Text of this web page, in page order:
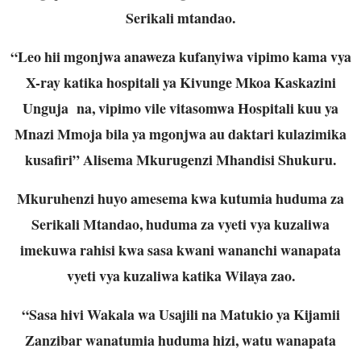
Serikali mtandao.
“Leo hii mgonjwa anaweza kufanyiwa vipimo kama vya
X-ray katika hospitali ya Kivunge Mkoa Kaskazini
Unguja na, vipimo vile vitasomwa Hospitali kuu ya
Mnazi Mmoja bila ya mgonjwa au daktari kulazimika
kusafiri” Alisema Mkurugenzi Mhandisi Shukuru.
Mkuruhenzi huyo amesema kwa kutumia huduma za
Serikali Mtandao, huduma za vyeti vya kuzaliwa
imekuwa rahisi kwa sasa kwani wananchi wanapata
vyeti vya kuzaliwa katika Wilaya zao.
“Sasa hivi Wakala wa Usajili na Matukio ya Kijamii
Zanzibar wanatumia huduma hizi, watu wanapata